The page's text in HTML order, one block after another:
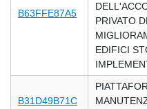
B63FFE87A5
PRIVATO
EDIFICI
B31D49B71C